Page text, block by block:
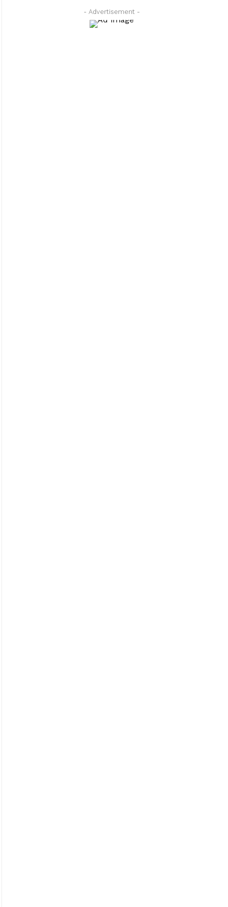
- Advertisement -